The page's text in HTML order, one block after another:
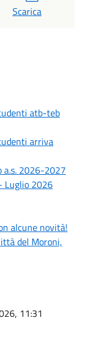
Scarica
atb-teb
arriva
a.s. 2026-2027
Luglio 2026
alcune novità!
del Moroni,
11:31